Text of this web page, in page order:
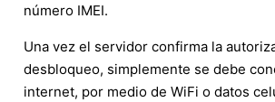
número IMEI.
Una vez el servidor confirma la
desbloqueo, simplemente se debe
internet, por medio de WiFi o datos